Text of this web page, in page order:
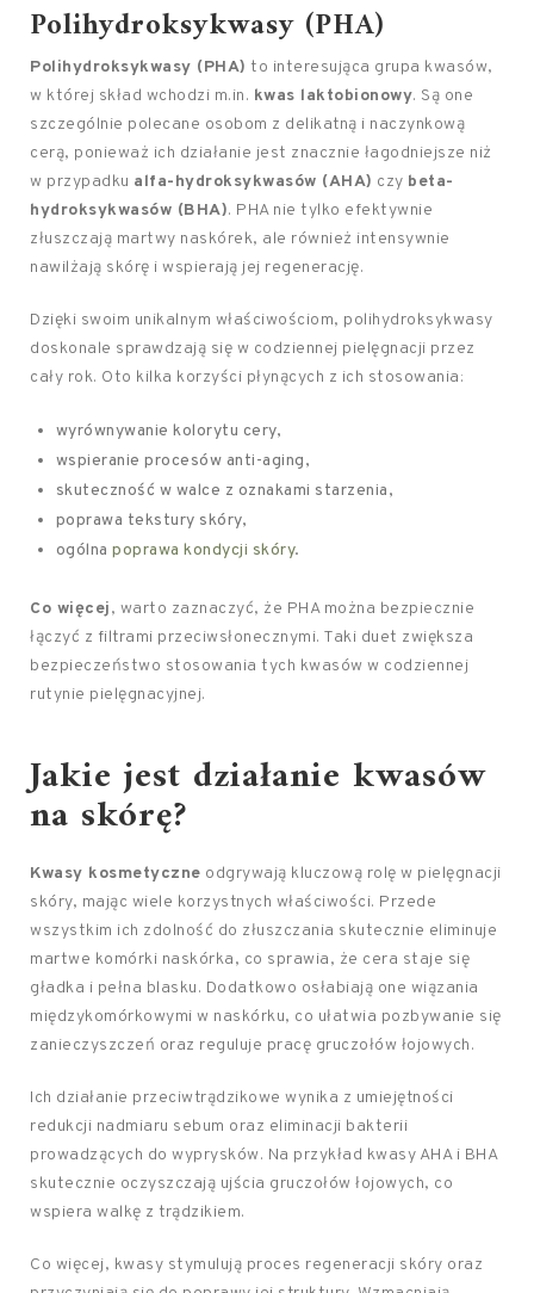
Polihydroksykwasy (PHA)
Polihydroksykwasy (PHA) to interesująca grupa kwasów,
w której skład wchodzi m.in. kwas laktobionowy. Są one
szczególnie polecane osobom z delikatną i naczynkową
cerą, ponieważ ich działanie jest znacznie łagodniejsze niż
w przypadku alfa-hydroksykwasów (AHA) czy beta-
hydroksykwasów (BHA). PHA nie tylko efektywnie
złuszczają martwy naskórek, ale również intensywnie
nawilżają skórę i wspierają jej regenerację.
Dzięki swoim unikalnym właściwościom, polihydroksykwasy
doskonale sprawdzają się w codziennej pielęgnacji przez
cały rok. Oto kilka korzyści płynących z ich stosowania:
wyrównywanie kolorytu cery,
wspieranie procesów anti-aging,
skuteczność w walce z oznakami starzenia,
poprawa tekstury skóry,
ogólnapoprawa kondycji skóry.
Co więcej, warto zaznaczyć, że PHA można bezpiecznie
łączyć z filtrami przeciwsłonecznymi. Taki duet zwiększa
bezpieczeństwo stosowania tych kwasów w codziennej
rutynie pielęgnacyjnej.
Jakie jest działanie kwasów
na skórę?
Kwasy kosmetyczne odgrywają kluczową rolę w pielęgnacji
skóry, mając wiele korzystnych właściwości. Przede
wszystkim ich zdolność do złuszczania skutecznie eliminuje
martwe komórki naskórka, co sprawia, że cera staje się
gładka i pełna blasku. Dodatkowo osłabiają one wiązania
międzykomórkowymi w naskórku, co ułatwia pozbywanie się
zanieczyszczeń oraz reguluje pracę gruczołów łojowych.
Ich działanie przeciwtrądzikowe wynika z umiejętności
redukcji nadmiaru sebum oraz eliminacji bakterii
prowadzących do wyprysków. Na przykład kwasy AHA i BHA
skutecznie oczyszczają ujścia gruczołów łojowych, co
wspiera walkę z trądzikiem.
Co więcej, kwasy stymulują proces regeneracji skóry oraz